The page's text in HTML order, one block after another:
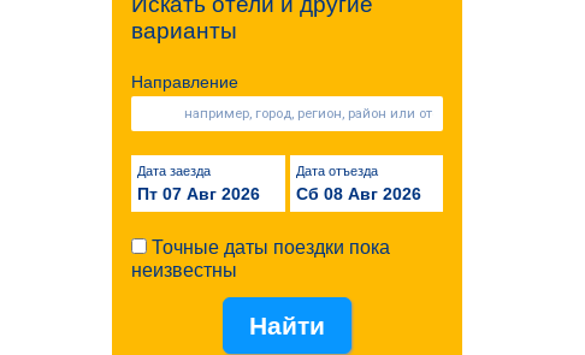
варианты
Направление
Дата заезда
Пт 07 Авг 2026
Дата отъезда
Сб 08 Авг 2026
Точные даты поездки пока
неизвестны